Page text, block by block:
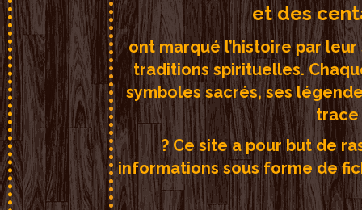
et des
ont marqué l’histoire par
traditions spirituelles.
symboles sacrés, ses
trace
? Ce site a pour but de
informations sous forme de